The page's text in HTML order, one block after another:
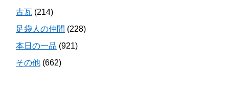
古瓦 (214)
足袋人の仲間 (228)
本日の一品 (921)
その他 (662)